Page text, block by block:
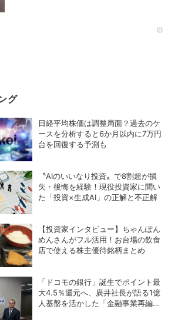
グ
日経平均株価は調整局面？過去のケ
ースを分析すると6か月以内に7万円
台を回復する予測も
〝AIのいいなり投資〟で8割超が損
失・後悔を経験！現役投資家に聞い
た「投資×生成AI」の正解と不正解
【投資家インタビュー】ちゃんぽん
めんさんがフル活用！お台場の飲食
店で使える株主優待銘柄まとめ
「ドコモの銀行」誕生でポイント最
大4.5％還元へ、廣井社長が語る1億
人基盤を活かした「金融事業再編」